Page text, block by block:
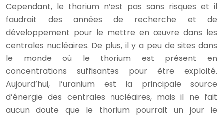
Cependant, le thorium n’est pas sans risques et il
faudrait des années de recherche et de
développement pour le mettre en œuvre dans les
centrales nucléaires. De plus, il y a peu de sites dans
le monde où le thorium est présent en
concentrations suffisantes pour être exploité.
Aujourd’hui, l’uranium est la principale source
d’énergie des centrales nucléaires, mais il ne fait
aucun doute que le thorium pourrait un jour le